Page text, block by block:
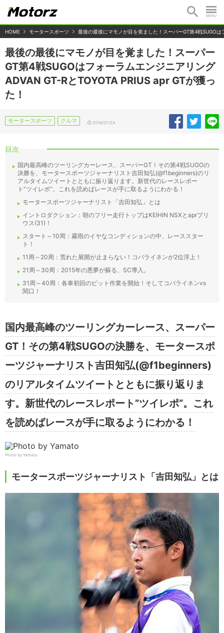
HOME モータースポーツ 最後の最後にマモノが目を覚ました！スーパーGT第4戦SUGO
最後の最後にマモノが目を覚ました！スーパー
GT第4戦SUGOはフォーラムエンジニアリング
ADVAN GT-RとTOYOTA PRIUS apr GTが獲っ
た！
モータースポーツ クルマ 2016/07/24
目次
国内最高峰のツーリングカーレース、スーパーGT！その第4戦SUGOの
決勝を、モータースポーツジャーナリスト吉田知弘(@f1beginners)のリ
アルタイムツイートとともに振り返ります。新世代のレースレポー
ト”ツイレポ”。これを読めばレースが手に取るようにわかる！
モータースポーツジャーナリスト「吉田知弘」とは
イントロダクション：朝のフリー走行トップはKEIHIN NSXとaprプリ
ウス(31)！
スタート～10周：霧雨のイヤなコンディションの中、レーススター
ト！
11周～20周：荒れた展開が止まらない！コバライネンが2位浮上！
21周～30周：2015年の悪夢が蘇る、SC導入。
31周～40周：各車初回のピット作業を開始！そしてコバライネンvs
関口！
国内最高峰のツーリングカーレース、スーパー
GT！その第4戦SUGOの決勝を、モータースポ
ーツジャーナリスト吉田知弘(@f1beginners)
のリアルタイムツイートとともに振り返りま
す。新世代のレースレポート”ツイレポ”。これ
を読めばレースが手に取るようにわかる！
Photo by Yamato
モータースポーツジャーナリスト「吉田知弘」とは